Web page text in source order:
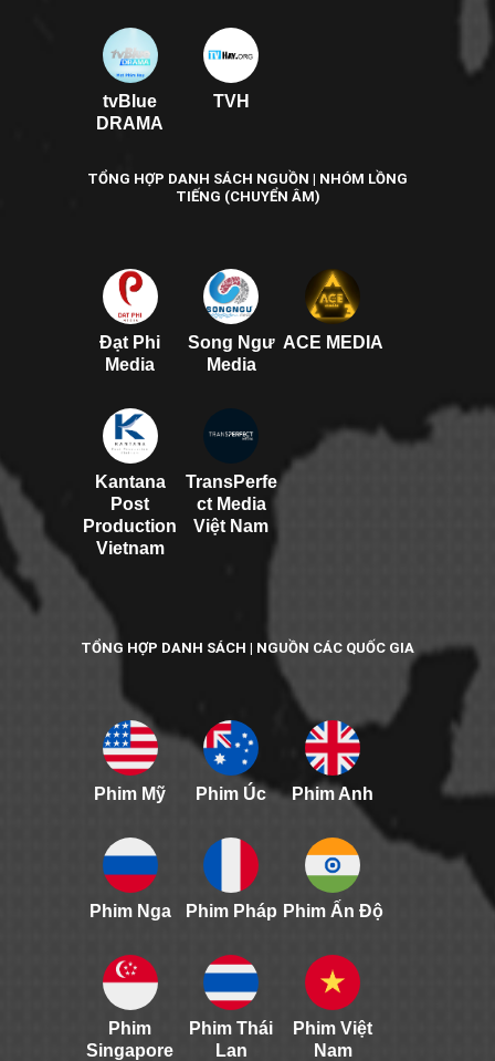
tvBlue
DRAMA
TVH
TỔNG HỢP DANH SÁCH NGUỒN | NHÓM LỒNG
TIẾNG (CHUYỂN ÂM)
Đạt Phi
Media
Song Ngư
Media
ACE MEDIA
Kantana
Post
Production
Vietnam
TransPerfe
ct Media
Việt Nam
TỔNG HỢP DANH SÁCH | NGUỒN CÁC QUỐC GIA
Phim Mỹ Phim Úc Phim Anh
Phim Nga Phim Pháp Phim Ấn Độ
Phim
Singapore
Phim Thái
Lan
Phim Việt
Nam